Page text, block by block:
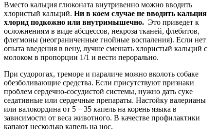
Вместо кальция глюконата внутривенно можно вводить
хлористый кальций. Ни в коем случае не вводить кальция
хлорид подкожно или внутримышечно. Это приведет к
осложнениям в виде абсцессов, некроза тканей, флебитов,
флегмоны (неограниченные гнойные воспаления). Если нет
опыта введения в вену, лучше смешать хлористый кальций с
молоком в пропорции 1/1 и вести перорально.
При судорогах, треморе и параличе можно вколоть собаке
обезболивающие средства. Если присутствуют признаки
проблем сердечно-сосудистой системы, нужно дать суке
седативные или сердечные препараты. Настойку валерианы
или валокордина от 5 – 35 капель на корень языка в
зависимости от веса животного. В качестве профилактики
капают несколько капель на нос.